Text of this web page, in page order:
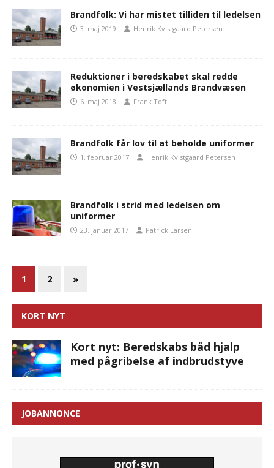
Brandfolk: Vi har mistet tilliden til ledelsen
3. maj 2019 Henrik Kvistgaard Petersen
Reduktioner i beredskabet skal redde
økonomien i Vestsjællands Brandvæsen
6. maj 2018 Frank Toft
Brandfolk får lov til at beholde uniformer
1. februar 2017 Henrik Kvistgaard Petersen
Brandfolk i strid med ledelsen om
uniformer
23. januar 2017 Patrick Larsen
1 2 »
KORT NYT
Kort nyt: Beredskabs båd hjalp
med pågribelse af indbrudstyve
JOBANNONCE